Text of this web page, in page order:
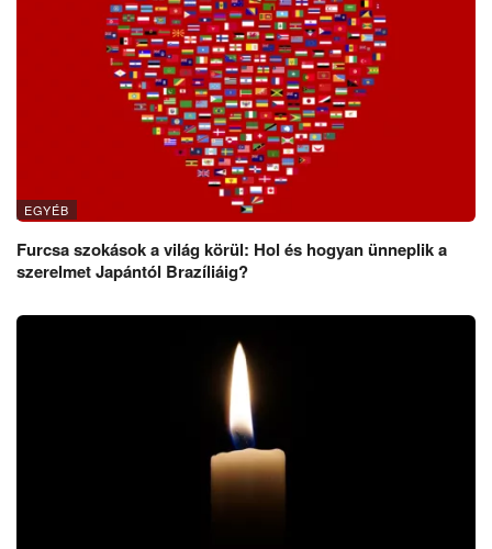
EGYÉB
Furcsa szokások a világ körül: Hol és hogyan ünneplik a
szerelmet Japántól Brazíliáig?